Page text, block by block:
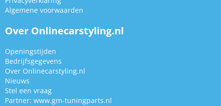
Algemene voorwaarden
Over Onlinecarstyling.nl
Openingstijden
Bedrijfsgegevens
Over Onlinecarstyling.nl
Nieuws
Stel een vraag
Partner: www.gm-tuningparts.nl